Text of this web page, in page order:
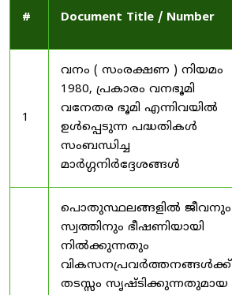
# Document Title / Number
1
വനം ( സംരക്ഷണ ) നിയമം
1980, പ്രകാരം വനഭൂമി
വനേതര ഭൂമി എന്നിവയിൽ
ഉൾപ്പെടുന്ന പദ്ധതികൾ
സംബന്ധിച്ച
മാർഗ്ഗനിർദ്ദേശങ്ങൾ
പൊതുസ്ഥലങ്ങളിൽ ജീവനും
സ്വത്തിനും ഭീഷണിയായി
നിൽക്കുന്നതും
വികസനപ്രവർത്തനങ്ങൾക്ക്
തടസ്സം സൃഷ്ടിക്കുന്നതുമായ